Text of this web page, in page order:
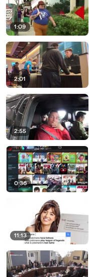
1:09
2:01
2:55
0:36
11:13